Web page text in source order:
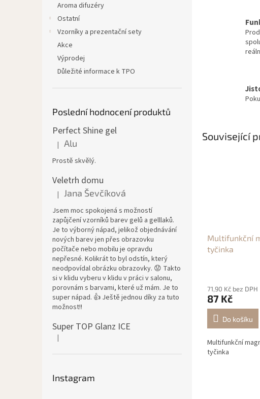
Aroma difuzéry
Ostatní
Vzorníky a prezentační sety
Akce
Výprodej
Důležité informace k TPO
Poslední hodnocení produktů
Perfect Shine gel
Hodnocení produktu je 5 z 5 hvězdiček.
| Alu
Prostě skvělý.
Veletrh domu
Hodnocení produktu je 5 z 5 hvězdiček.
| Jana Ševčíková
Jsem moc spokojená s možností
zapůjčení vzorníků barev gelů a gelllaků.
Je to výborný nápad, jelikož objednávání
nových barev jen přes obrazovku
počítače nebo mobilu je opravdu
nepřesné. Kolikrát to byl odstín, který
neodpovídal obrázku obrazovky. 😟 Takto
si v klidu vyberu v klidu v práci v salonu,
porovnám s barvami, které už mám. Je to
super nápad. 👍 Ještě jednou díky za tuto
možnost!!
Super TOP Glanz ICE
Hodnocení produktu je 4 z 5 hvězdiček.
|
Instagram
Související
Multifunkční
tyčinka
71,90 Kč bez DPH
87 Kč
Do košíku
Multifunkční
tyčinka